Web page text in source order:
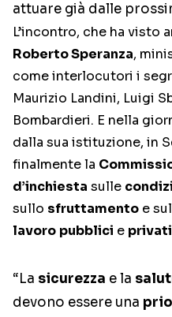
attuare già dalle
L’incontro, che ha visto
Roberto Speranza,
come interlocutori i
Maurizio Landini, Luigi
Bombardieri. E nella
dalla sua istituzione, in
finalmente la
d’inchiesta sulle
sullo sfruttamento e
lavoro pubblici e
“La sicurezza e la
devono essere una